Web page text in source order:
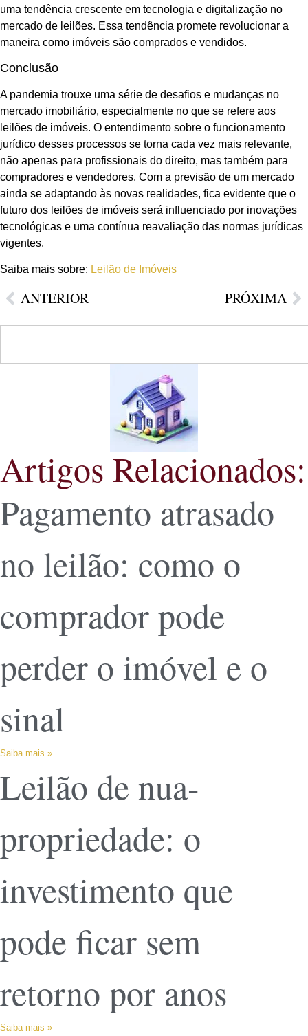
uma tendência crescente em tecnologia e digitalização no
mercado de leilões. Essa tendência promete revolucionar a
maneira como imóveis são comprados e vendidos.
Conclusão
A pandemia trouxe uma série de desafios e mudanças no
mercado imobiliário, especialmente no que se refere aos
leilões de imóveis. O entendimento sobre o funcionamento
jurídico desses processos se torna cada vez mais relevante,
não apenas para profissionais do direito, mas também para
compradores e vendedores. Com a previsão de um mercado
ainda se adaptando às novas realidades, fica evidente que o
futuro dos leilões de imóveis será influenciado por inovações
tecnológicas e uma contínua reavaliação das normas jurídicas
vigentes.
Saiba mais sobre: Leilão de Imóveis
ANTERIOR PRÓXIMA
Artigos Relacionados:
Pagamento atrasado
no leilão: como o
comprador pode
perder o imóvel e o
sinal
Saiba mais »
Leilão de nua-
propriedade: o
investimento que
pode ficar sem
retorno por anos
Saiba mais »